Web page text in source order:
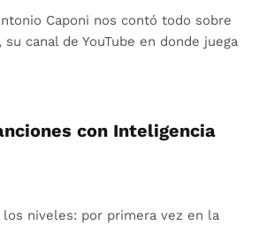
Caponi nos contó todo sobre
su canal de YouTube en donde juega
con Inteligencia
los niveles: por primera vez en la